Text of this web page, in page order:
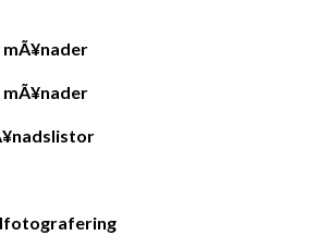
mÃ¥nader
mÃ¥nader